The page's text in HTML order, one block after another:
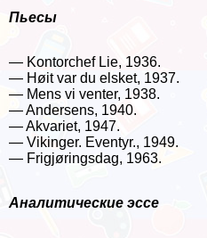
Пьесы
— Kontorchef Lie, 1936.
— Høit var du elsket, 1937.
— Mens vi venter, 1938.
— Andersens, 1940.
— Akvariet, 1947.
— Vikinger. Eventyr., 1949.
— Frigjøringsdag, 1963.
Аналитические эссе